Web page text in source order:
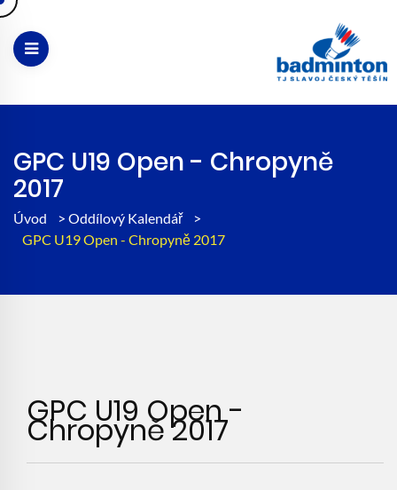
GPC U19 Open - Chropyně
2017
Úvod > Oddílový Kalendář
>
GPC U19 Open - Chropyně 2017
GPC U19 Open -
Chropyně 2017